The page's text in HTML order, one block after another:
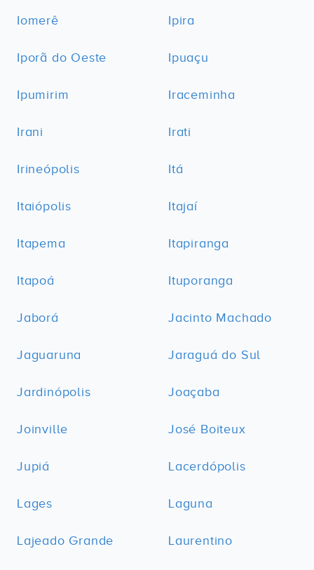
Iomerê Ipira
Iporã do Oeste Ipuaçu
Ipumirim Iraceminha
Irani Irati
Irineópolis Itá
Itaiópolis Itajaí
Itapema Itapiranga
Itapoá Ituporanga
Jaborá Jacinto Machado
Jaguaruna Jaraguá do Sul
Jardinópolis Joaçaba
Joinville José Boiteux
Jupiá Lacerdópolis
Lages Laguna
Lajeado Grande Laurentino